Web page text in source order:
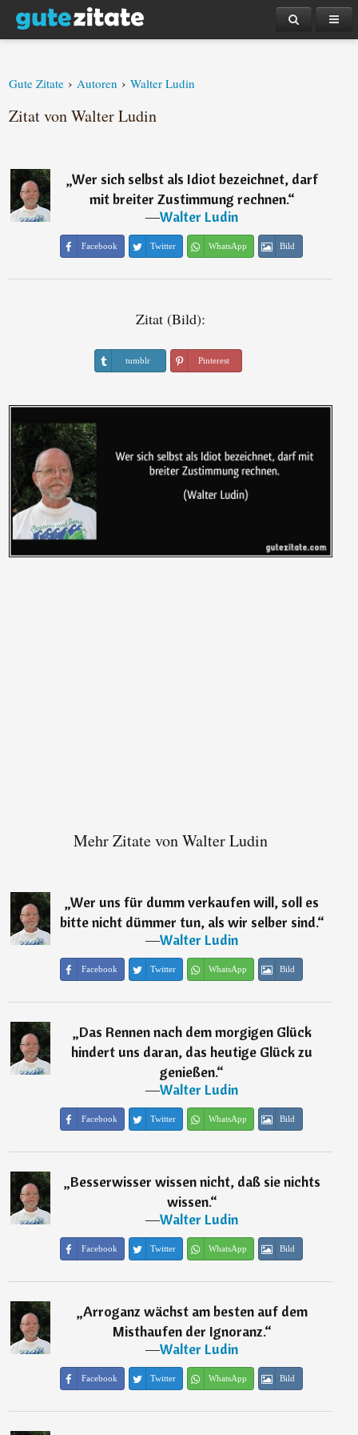
Gute Zitate › Autoren › Walter Ludin
Zitat von Walter Ludin
„Wer sich selbst als Idiot bezeichnet, darf
mit breiter Zustimmung rechnen.“
―Walter Ludin
Facebook Twitter WhatsApp Bild
Zitat (Bild):
tumblr Pinterest
Mehr Zitate von Walter Ludin
„Wer uns für dumm verkaufen will, soll es
bitte nicht dümmer tun, als wir selber sind.“
―Walter Ludin
Facebook Twitter WhatsApp Bild
„Das Rennen nach dem morgigen Glück
hindert uns daran, das heutige Glück zu
genießen.“
―Walter Ludin
Facebook Twitter WhatsApp Bild
„Besserwisser wissen nicht, daß sie nichts
wissen.“
―Walter Ludin
Facebook Twitter WhatsApp Bild
„Arroganz wächst am besten auf dem
Misthaufen der Ignoranz.“
―Walter Ludin
Facebook Twitter WhatsApp Bild